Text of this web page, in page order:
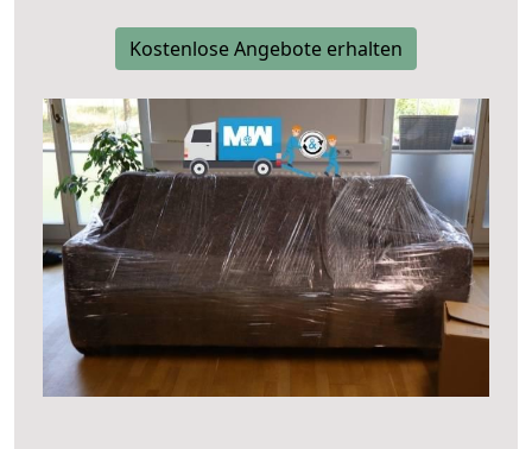
Kostenlose Angebote erhalten